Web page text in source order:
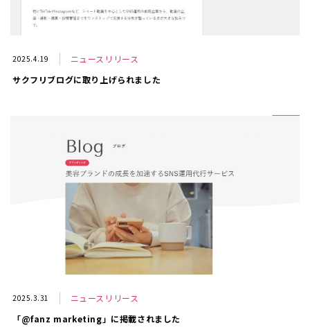
2025.4.19
ニュースリリース
サクフリブログに取り上げられました
2025.3.31
ニュースリリース
「@fanz marketing」に掲載されました